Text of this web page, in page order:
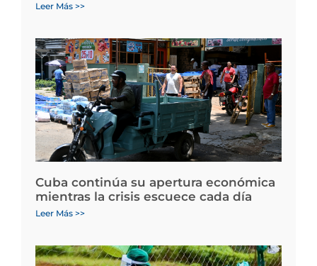
Leer Más >>
Cuba continúa su apertura económica
mientras la crisis escuece cada día
Leer Más >>